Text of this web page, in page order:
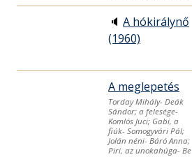
🔈 A hókirálynő
(1960)
A meglepetés
Torday Mihály- Deák
Sándor; a felesége-
Komlós Juci; Gabi, a
fiúk- Somogyvári Pál;
Jolán néni- Báró Anna;
Piri, az unokahúga- Be